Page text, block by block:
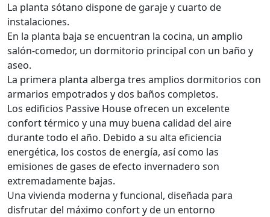
La planta sótano dispone de garaje y cuarto de
instalaciones.
En la planta baja se encuentran la cocina, un amplio
salón-comedor, un dormitorio principal con un baño y
aseo.
La primera planta alberga tres amplios dormitorios con
armarios empotrados y dos baños completos.
Los edificios Passive House ofrecen un excelente
confort térmico y una muy buena calidad del aire
durante todo el año. Debido a su alta eficiencia
energética, los costos de energía, así como las
emisiones de gases de efecto invernadero son
extremadamente bajas.
Una vivienda moderna y funcional, diseñada para
disfrutar del máximo confort y de un entorno